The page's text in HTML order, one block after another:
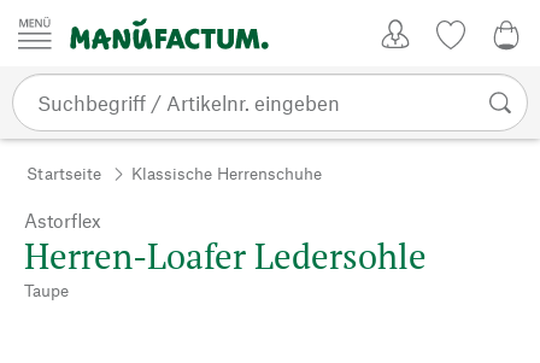
Zum Inhalt springen
Startseite Klassische Herrenschuhe
Astorflex
Herren-Loafer Ledersohle
Taupe